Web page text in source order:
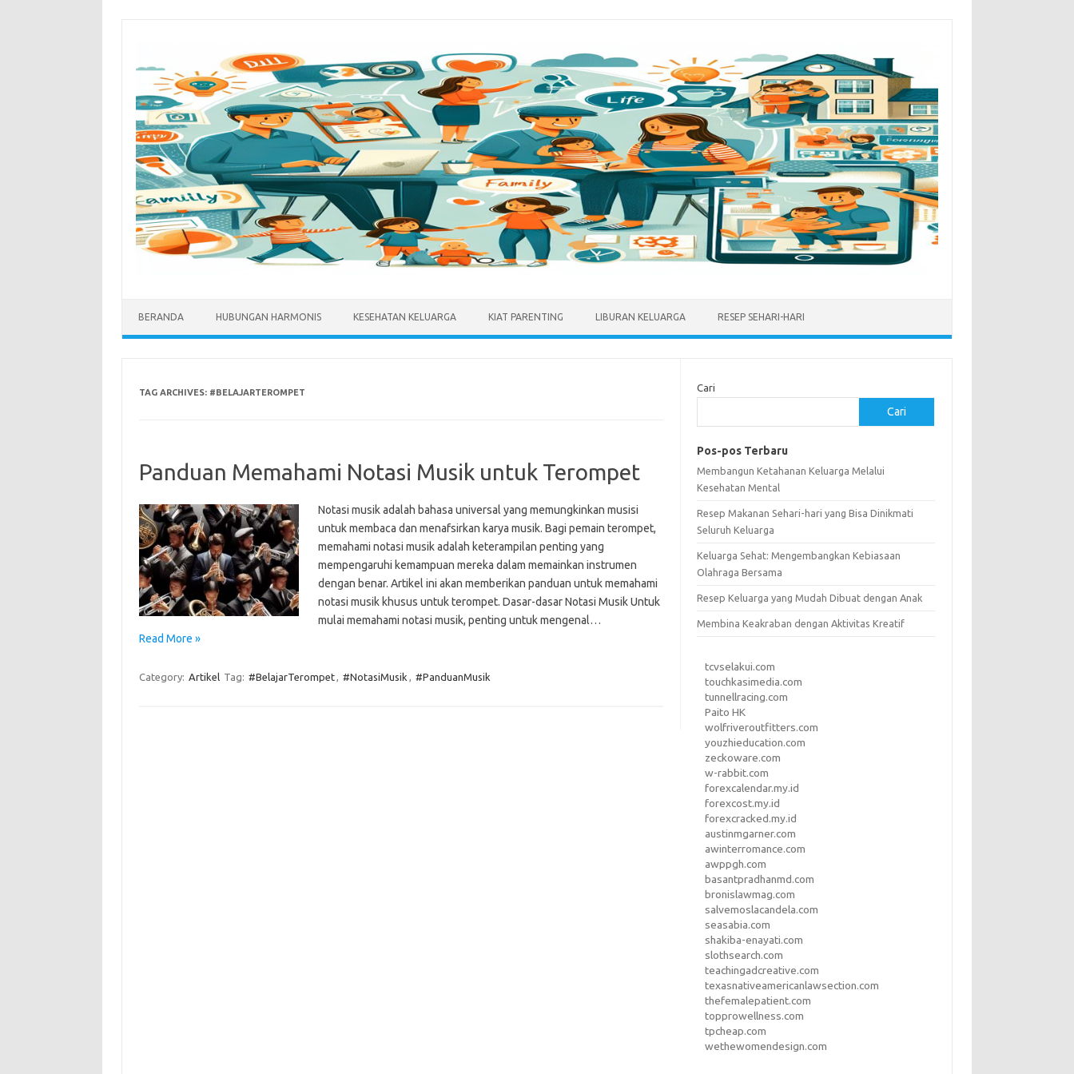
BERANDA HUBUNGAN HARMONIS KESEHATAN KELUARGA KIAT PARENTING LIBURAN KELUARGA RESEP SEHARI-HARI
TAG ARCHIVES: #BELAJARTEROMPET
Panduan Memahami Notasi Musik untuk Terompet
Notasi musik adalah bahasa universal yang memungkinkan musisi
untuk membaca dan menafsirkan karya musik. Bagi pemain terompet,
memahami notasi musik adalah keterampilan penting yang
mempengaruhi kemampuan mereka dalam memainkan instrumen
dengan benar. Artikel ini akan memberikan panduan untuk memahami
notasi musik khusus untuk terompet. Dasar-dasar Notasi Musik Untuk
mulai memahami notasi musik, penting untuk mengenal…
Read More »
Category: Artikel Tag: #BelajarTerompet, #NotasiMusik , #PanduanMusik
Cari
Cari
Pos-pos Terbaru
Membangun Ketahanan Keluarga Melalui
Kesehatan Mental
Resep Makanan Sehari-hari yang Bisa Dinikmati
Seluruh Keluarga
Keluarga Sehat: Mengembangkan Kebiasaan
Olahraga Bersama
Resep Keluarga yang Mudah Dibuat dengan Anak
Membina Keakraban dengan Aktivitas Kreatif
tcvselakui.com
touchkasimedia.com
tunnellracing.com
Paito HK
wolfriveroutfitters.com
youzhieducation.com
zeckoware.com
w-rabbit.com
forexcalendar.my.id
forexcost.my.id
forexcracked.my.id
austinmgarner.com
awinterromance.com
awppgh.com
basantpradhanmd.com
bronislawmag.com
salvemoslacandela.com
seasabia.com
shakiba-enayati.com
slothsearch.com
teachingadcreative.com
texasnativeamericanlawsection.com
thefemalepatient.com
topprowellness.com
tpcheap.com
wethewomendesign.com